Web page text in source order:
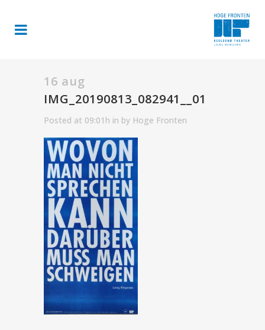
16 aug
IMG_20190813_082941__01
Posted at 09:01h in by Hoge Fronten